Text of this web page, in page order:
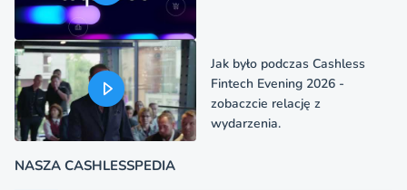
Jak było podczas Cashless
Fintech Evening 2026 -
zobaczcie relację z
wydarzenia.
NASZA CASHLESSPEDIA